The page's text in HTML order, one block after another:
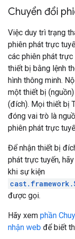
Chuyển đổi
Việc duy trì trạng
phiên phát trực
các phiên phát trực
thiết bị bằng lệnh
hình thông minh.
một thiết bị
(đích). Mọi thiết bị
đóng vai trò là
phiên phát trực
Để nhận thiết bị
phát trực tuyến,
khi sự kiện
được gọi.
Hãy xem phần
nhận web để biết